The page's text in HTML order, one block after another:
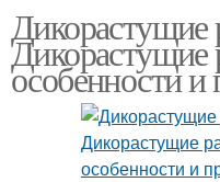
Дикорастущие
Дикорастущие
особенности